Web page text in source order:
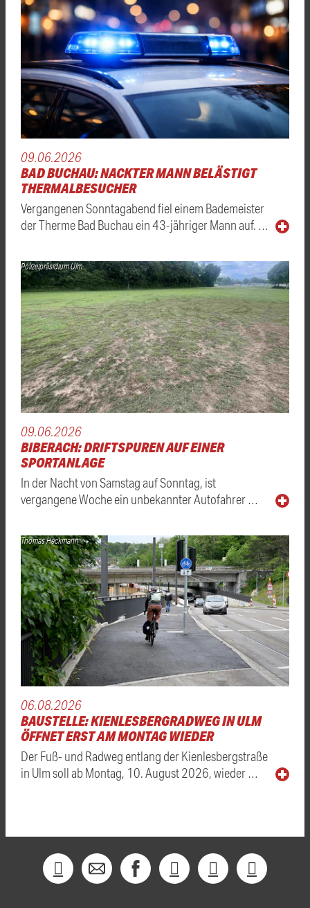
09.06.2026
BAD BUCHAU: NACKTER MANN BELÄSTIGT
THERMALBESUCHER
Vergangenen Sonntagabend fiel einem Bademeister
der Therme Bad Buchau ein 43-jähriger Mann auf. …
Polizeipräsidium Ulm
09.06.2026
BIBERACH: DRIFTSPUREN AUF EINER
SPORTANLAGE
In der Nacht von Samstag auf Sonntag, ist
vergangene Woche ein unbekannter Autofahrer …
Thomas Heckmann
06.08.2026
BAUSTELLE: KIENLESBERGRADWEG IN ULM
ÖFFNET ERST AM MONTAG WIEDER
Der Fuß- und Radweg entlang der Kienlesbergstraße
in Ulm soll ab Montag, 10. August 2026, wieder …